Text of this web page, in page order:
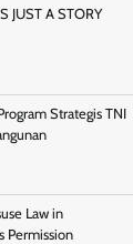
JUST A STORY
Strategis TNI
Law in
Permission